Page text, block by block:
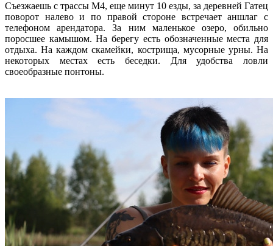
Съезжаешь с трассы М4, еще минут 10 езды, за деревней Гатец
поворот налево и по правой стороне встречает аншлаг с
телефоном арендатора. За ним маленькое озеро, обильно
поросшее камышом. На берегу есть обозначенные места для
отдыха. На каждом скамейки, кострища, мусорные урны. На
некоторых местах есть беседки. Для удобства ловли
своеобразные понтоны.